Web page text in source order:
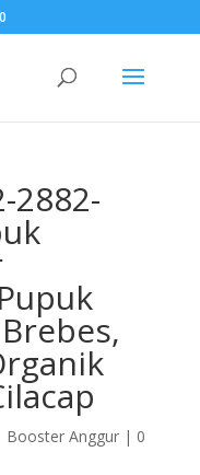
2882-
Booster Anggur| 0